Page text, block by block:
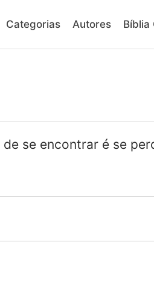
Categorias Autores Bíblia
se encontrar é se